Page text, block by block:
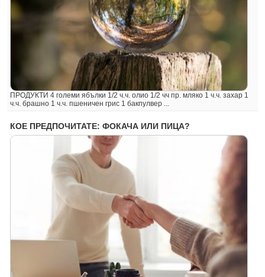
ПРОДУКТИ 4 големи ябълки 1/2 ч.ч. олио 1/2 чч пр. мляко 1 ч.ч. захар 1
ч.ч. брашно 1 ч.ч. пшеничен грис 1 бакпулвер ...
КОЕ ПРЕДПОЧИТАТЕ: ФОКАЧА ИЛИ ПИЦА?